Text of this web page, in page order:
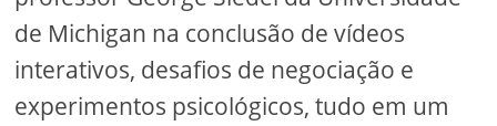
de Michigan na conclusão de vídeos
interativos, desafios de negociação e
experimentos psicológicos, tudo em um